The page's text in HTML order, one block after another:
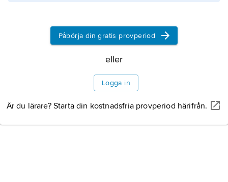
Påbörja din gratis provperiod
eller
Logga in
Är du lärare? Starta din kostnadsfria provperiod härifrån.